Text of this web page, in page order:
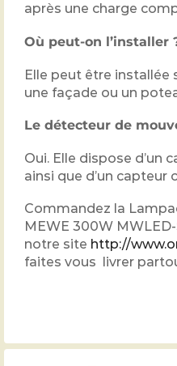
après une charge
Où peut-on l’installer
Elle peut être installée
une façade ou un
Le détecteur de
Oui. Elle dispose d’un
ainsi que d’un capteur
Commandez la
MEWE 300W
notre site http://
faites vous livrer